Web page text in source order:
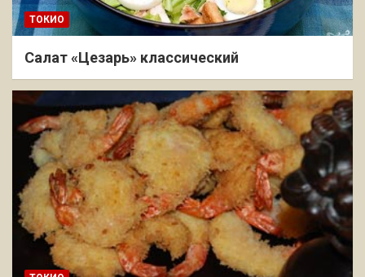
ТОКИО
Салат «Цезарь» классический